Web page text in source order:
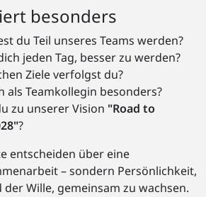
besonders
du Teil unseres Teams werden?
jeden Tag, besser zu werden?
Ziele verfolgst du?
als Teamkollegin besonders?
zu unserer Vision "Road to
?
entscheiden über eine
– sondern Persönlichkeit,
Wille, gemeinsam zu wachsen.